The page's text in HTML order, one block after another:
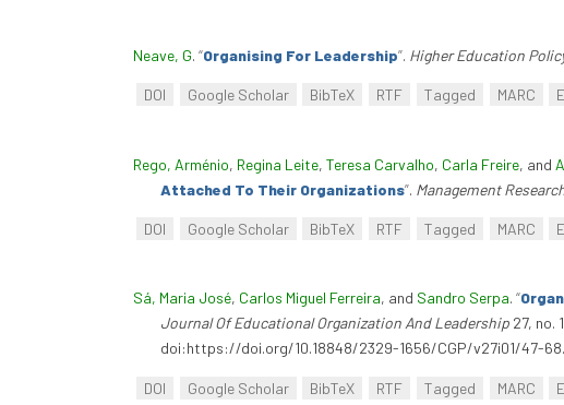
Neave, G. “Organising For Leadership”. Higher Education
DOI Google Scholar BibTeX RTF Tagged MARC
Rego, Arménio, Regina Leite, Teresa Carvalho, Carla Freire, and
Attached To Their Organizations”. Management
DOI Google Scholar BibTeX RTF Tagged MARC
Sá, Maria José, Carlos Miguel Ferreira, and Sandro Serpa. “
Journal Of Educational Organization And Leadership 27, no.
doi:https://doi.org/10.18848/2329-1656/CGP/v27i01/47-68.
DOI Google Scholar BibTeX RTF Tagged MARC